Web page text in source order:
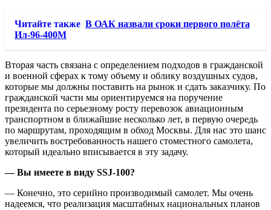
Читайте также В ОАК назвали сроки первого полёта
Ил-96-400М
Вторая часть связана с определением подходов в гражданской
и военной сферах к тому объему и облику воздушных судов,
которые мы должны поставить на рынок и сдать заказчику. По
гражданской части мы ориентируемся на поручение
президента по серьезному росту перевозок авиационным
транспортном в ближайшие несколько лет, в первую очередь
по маршрутам, проходящим в обход Москвы. Для нас это шанс
увеличить востребованность нашего стоместного самолета,
который идеально вписывается в эту задачу.
— Вы имеете в виду SSJ-100?
— Конечно, это серийно производимый самолет. Мы очень
надеемся, что реализация масштабных национальных планов